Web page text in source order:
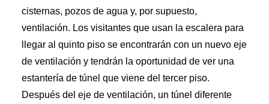
cisternas, pozos de agua y, por supuesto,
ventilación. Los visitantes que usan la escalera para
llegar al quinto piso se encontrarán con un nuevo eje
de ventilación y tendrán la oportunidad de ver una
estantería de túnel que viene del tercer piso.
Después del eje de ventilación, un túnel diferente